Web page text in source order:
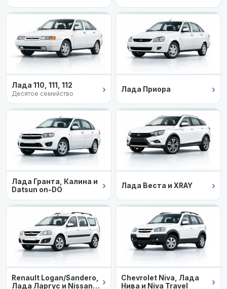
Лада 110, 111, 112
Десятое семейство › Лада Приора ›
Лада Гранта, Калина и
Datsun on-DO
› Лада Веста и XRAY ›
Renault Logan/Sandero,
Лада Ларгус и Nissan
›
Chevrolet Niva, Лада
Нива и Niva Travel
›